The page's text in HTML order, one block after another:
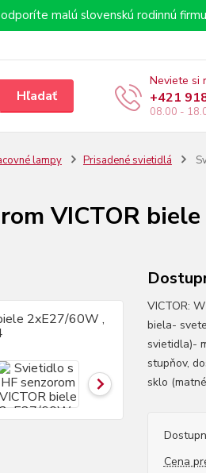
malú slovenskú rodinnú
Hľadať
Neviete si
+421
08.00 -
lampy Prisadené svietidlá
VICTOR
VICTOR:
biela-
svietidla)-
stupňov,
sklo
Cena